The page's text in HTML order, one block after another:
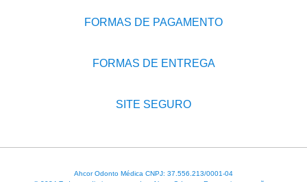
FORMAS DE PAGAMENTO
FORMAS DE ENTREGA
SITE SEGURO
Ahcor Odonto Médica CNPJ: 37.556.213/0001-04